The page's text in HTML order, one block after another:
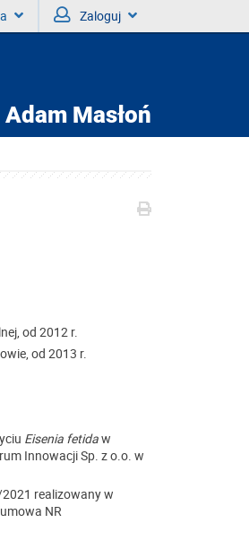
Zaloguj
Adam Masłoń
od 2012 r.
od 2013 r.
Eisenia fetidaw
Innowacji Sp. z o.o. w
realizowany w
NR